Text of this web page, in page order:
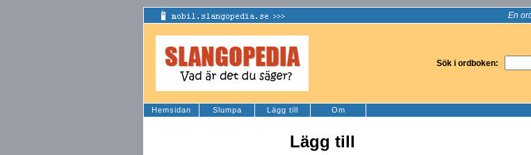
En
Sök i ordboken:
Hemsidan Slumpa Lägg till Om
Lägg till